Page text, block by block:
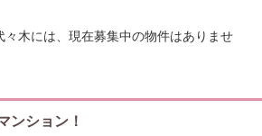
木には、現在募集中の物件はありませ
ンション！